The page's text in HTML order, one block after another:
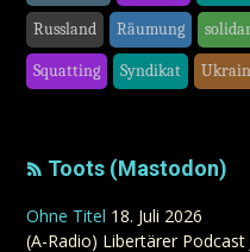
Russland Räumung
Squatting Syndikat
Toots (Mastodon)
Ohne Titel 18. Juli 2026
(A-Radio) Libertärer